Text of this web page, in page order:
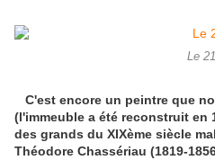
Le 21
C'est encore un peintre que
(l'immeuble a été reconstruit en
des grands du XIXème siècle
Théodore Chassériau (1819-